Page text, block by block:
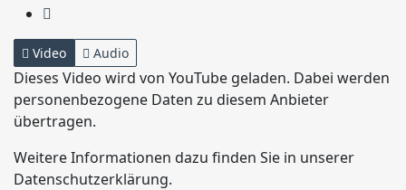
Video Audio
Dieses Video wird von YouTube geladen. Dabei werden
personenbezogene Daten zu diesem Anbieter
übertragen.
Weitere Informationen dazu finden Sie in unserer
Datenschutzerklärung.